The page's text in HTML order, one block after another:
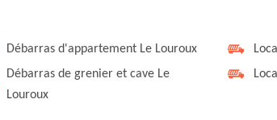
Débarras d'appartement Le Louroux
Débarras de grenier et cave Le
Louroux